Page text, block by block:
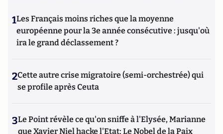
1Les Français moins riches que la moyenne
européenne pour la 3e année consécutive : jusqu'où
ira le grand déclassement ?
2Cette autre crise migratoire (semi-orchestrée) qui
se profile après Ceuta
3Le Point révèle ce qu'on sniffe à l'Elysée, Marianne
que Xavier Niel hacke l'Etat; Le Nobel de la Paix